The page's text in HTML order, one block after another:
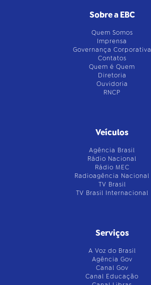
Sobre a EBC
Quem Somos
Imprensa
Governança Corporativa
Contatos
Quem é Quem
Diretoria
Ouvidoria
RNCP
Veículos
Agência Brasil
Rádio Nacional
Rádio MEC
Radioagência Nacional
TV Brasil
TV Brasil Internacional
Serviços
A Voz do Brasil
Agência Gov
Canal Gov
Canal Educação